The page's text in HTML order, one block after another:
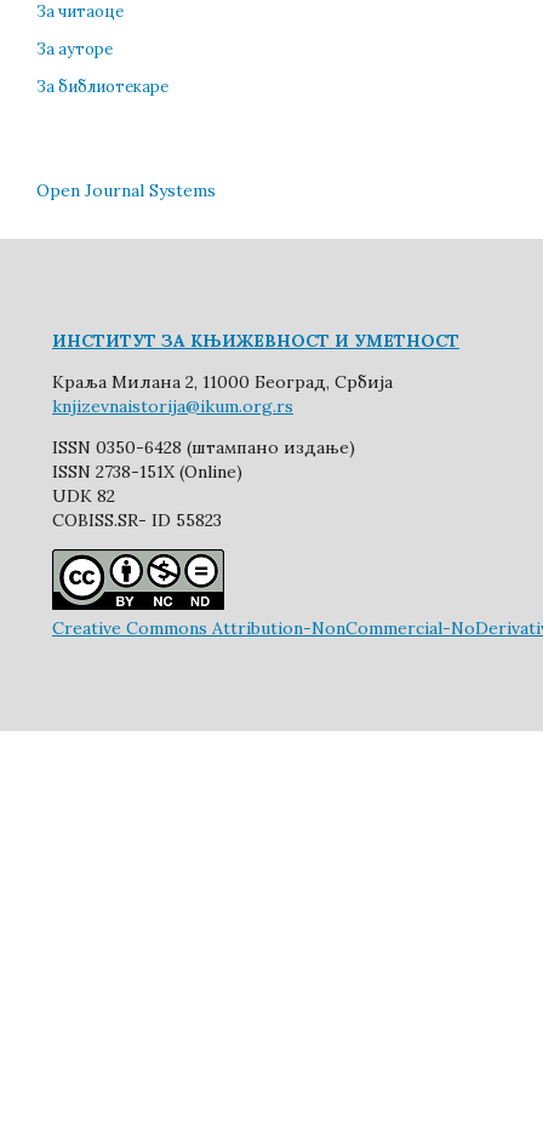
За читаоце
За ауторе
За библиотекаре
Open Journal Systems
ИНСТИТУТ ЗА КЊИЖЕВНОСТ И УМЕТНОСТ
Краља Милана 2, 11000 Београд, Србија
knjizevnaistorija@ikum.org.rs
ISSN 0350-6428 (штампано издање)
ISSN 2738-151X (Online)
UDK 82
COBISS.SR- ID 55823
Creative Commons Attribution-NonCommercial-